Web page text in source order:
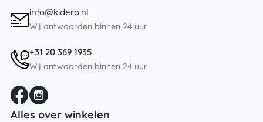
info@kidero.nl
Wij antwoorden binnen 24 uur
+31 20 369 1935
Wij antwoorden binnen 24 uur
Alles over winkelen